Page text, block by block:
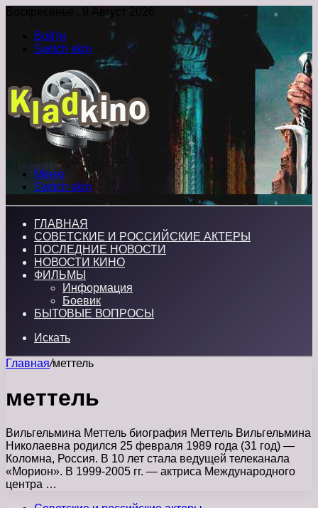
Воскресенье , 9 Август 2026
Войти
Switch skin
Меню
Switch skin
ГЛАВНАЯ
СОВЕТСКИЕ И РОССИЙСКИЕ АКТЕРЫ
ПОСЛЕДНИЕ НОВОСТИ
НОВОСТИ КИНО
ФИЛЬМЫ
Информация
Боевик
БЫТОВЫЕ ВОПРОСЫ
Искать
Главная/меттель
меттель
Вильгельмина Меттель биография Меттель Вильгельмина
Николаевна родился 25 февраля 1989 года (31 год) —
Коломна, Россия. В 10 лет стала ведущей телеканала
«Морион». В 1999-2005 гг. — актриса Международного
центра …